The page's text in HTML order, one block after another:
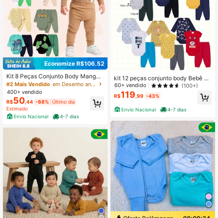
Economize R$106,52
Kit 8 Peças Conjunto Body Manga
Longa Bebê Menino+ Calça/Mijão -
Kit 4 bodys+4 calças 100% Algodã
#2 Mais Vendido
em Desenho animado Conjuntos para recém-nascidos
400+ vendido
R$50,44 -68% Último dia
Estimado
Envio Nacional
4-7 dias
kit 12 peças conjunto body Bebê M
enino masculino - body manga long
a curta e mijão - menino
60+ vendido (100+)
R$119 ,99 -43%
Envio Nacional 4-7 dias